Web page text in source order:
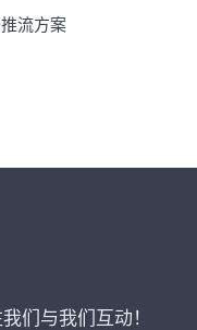
流方案
们与我们互动！